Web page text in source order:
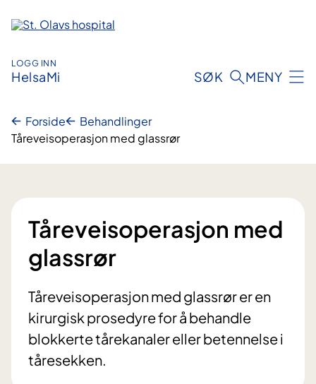
innhold
LOGG INN
HelsaMi SØK MENY
Forside
Behandlinger
Tåreveisoperasjon med glassrør
Tåreveisoperasjon med
glassrør
Tåreveisoperasjon med glassrør er en
kirurgisk prosedyre for å behandle
blokkerte tårekanaler eller betennelse i
tåresekken.